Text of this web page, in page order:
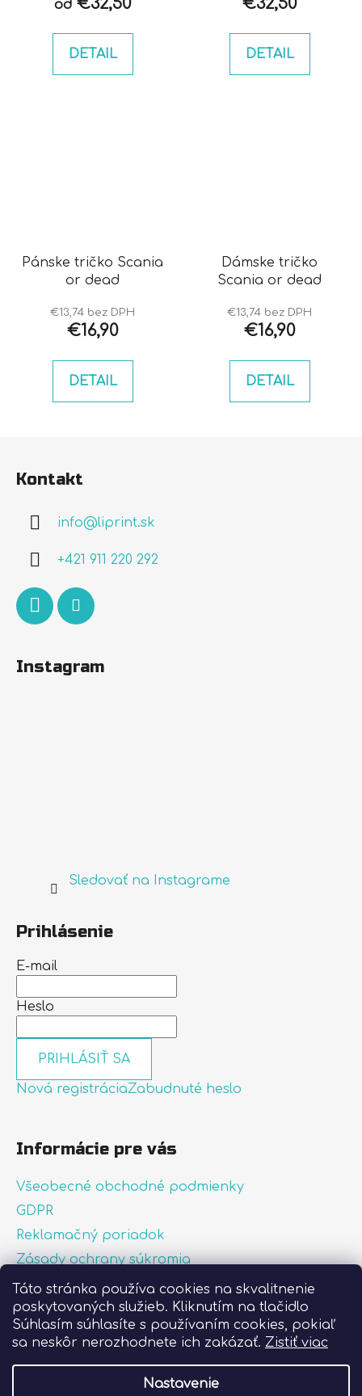
Táto stránka používa cookies na skvalitnenie
poskytovaných služieb. Kliknutím na tlačidlo
Súhlasím súhlasíte s používaním cookies, pokiaľ
sa neskôr nerozhodnete ich zakázať. Zistiť viac
Nastavenie
od
DETAIL DETAIL
Pánske tričko Scania
or dead
€13,74 bez DPH
€16,90
DETAIL
Dámske tričko
Scania or dead
€13,74 bez DPH
€16,90
DETAIL
Kontakt
info@liprint.sk
+421 911 220 292
Instagram
Sledovať na Instagrame
Prihlásenie
E-mail
Heslo
PRIHLÁSIŤ SA
Nová registráciaZabudnuté heslo
Informácie pre vás
Všeobecné obchodné podmienky
GDPR
Reklamačný poriadok
Zásady ochrany súkromia
Zásady používania súborov cookies
O nás
FAQ